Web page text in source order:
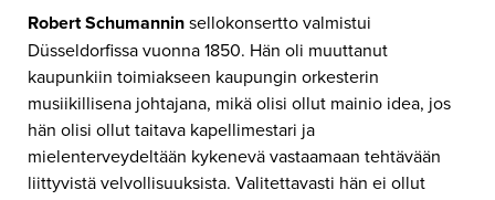
Robert Schumanninsellokonsertto valmistui
Düsseldorfissa vuonna 1850. Hän oli muuttanut
kaupunkiin toimiakseen kaupungin orkesterin
musiikillisena johtajana, mikä olisi ollut mainio idea, jos
hän olisi ollut taitava kapellimestari ja
mielenterveydeltään kykenevä vastaamaan tehtävään
liittyvistä velvollisuuksista. Valitettavasti hän ei ollut